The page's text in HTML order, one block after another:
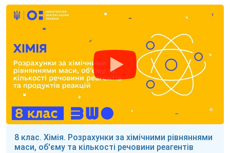
8 клас. Хімія. Розрахунки за хімічними рівняннями
маси, об'єму та кількості речовини реагентів